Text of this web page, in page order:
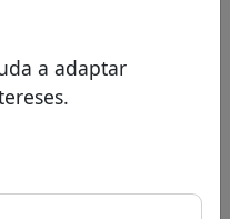
a adaptar